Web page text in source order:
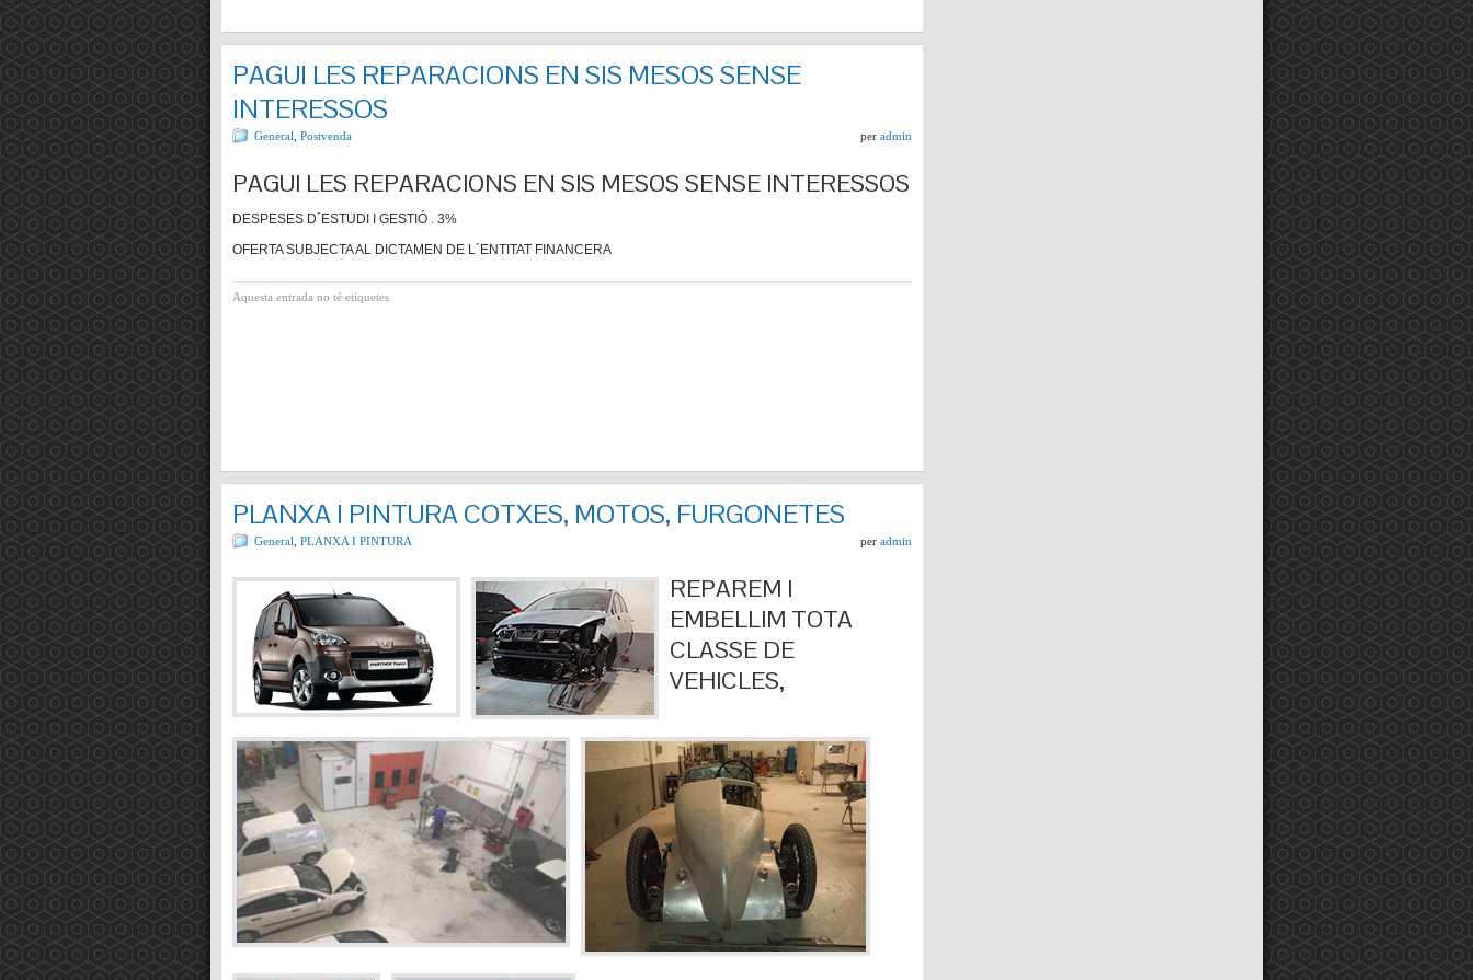
PAGUI LES REPARACIONS EN SIS MESOS SENSE
INTERESSOS
General Postvenda per admin
PAGUI LES REPARACIONS EN SIS MESOS SENSE INTERESSOS
DESPESES D´ESTUDI I GESTIÓ . 3%
OFERTA SUBJECTA AL DICTAMEN DE L´ENTITAT FINANCERA
Aquesta entrada no té etiquetes
PLANXA I PINTURA COTXES, MOTOS, FURGONETES
General PLANXA I PINTURA per admin
REPAREM I
EMBELLIM TOTA
CLASSE DE
VEHICLES,